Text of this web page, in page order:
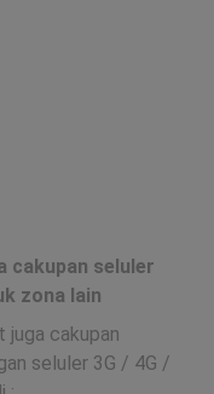
cakupan seluler
zona lain
juga cakupan
seluler 3G / 4G /